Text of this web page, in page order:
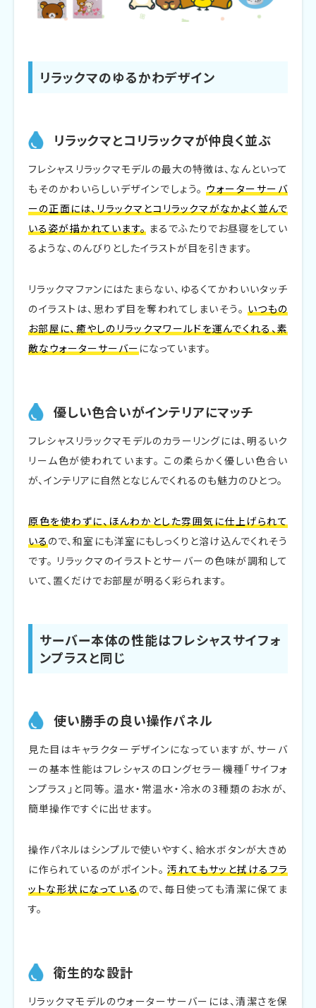
フレシャスリラックマモデルの気がかりな点
フレシャスリラックマモデルとフレシャスサイフォン
プラスの違い
デザインの違いを比べる
価格差の理由
機能面での差異はなし
フレシャスリラックマモデルの購入方法
公式サイトからの申し込み手順
コラボモデル専用ページでの購入
フレシャスリラックマモデルのある暮らし
リラックマに囲まれたほっこりライフ
お部屋の雰囲気がやさしくなる
インスタ映えするインテリアアイテムとして
リラックマのゆるかわデザイン
リラックマとコリラックマが仲良く並ぶ
フレシャスリラックマモデルの最大の特徴は、なんといって
もそのかわいらしいデザインでしょう。 ウォーターサーバ
ーの正面には、リラックマとコリラックマがなかよく並んで
いる姿が描かれています。 まるでふたりでお昼寝をしてい
るような、のんびりとしたイラストが目を引きます。
リラックマファンにはたまらない、ゆるくてかわいいタッチ
のイラストは、思わず目を奪われてしまいそう。 いつもの
お部屋に、癒やしのリラックマワールドを運んでくれる、素
敵なウォーターサーバー になっています。
優しい色合いがインテリアにマッチ
フレシャスリラックマモデルのカラーリングには、明るいク
リーム色が使われています。 この柔らかく優しい色合い
が、インテリアに自然となじんでくれるのも魅力のひとつ。
原色を使わずに、ほんわかとした雰囲気に仕上げられて
いる ので、和室にも洋室にもしっくりと溶け込んでくれそう
です。 リラックマのイラストとサーバーの色味が調和して
いて、置くだけでお部屋が明るく彩られます。
サーバー本体の性能はフレシャスサイフォ
ンプラスと同じ
使い勝手の良い操作パネル
見た目はキャラクターデザインになっていますが、サーバ
ーの基本性能はフレシャスのロングセラー機種「サイフォ
ンプラス」と同等。 温水・常温水・冷水の3種類のお水が、
簡単操作ですぐに出せます。
操作パネルはシンプルで使いやすく、給水ボタンが大きめ
に作られているのがポイント。汚れてもサッと拭けるフラ
ットな形状になっている ので、毎日使っても清潔に保てま
す。
衛生的な設計
リラックマモデルのウォーターサーバーには、清潔さを保